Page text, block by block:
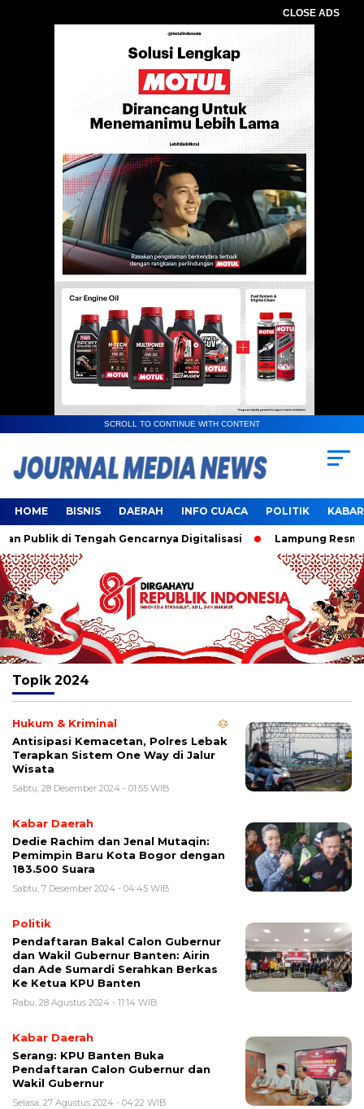
CLOSE ADS
SCROLL TO CONTINUE WITH CONTENT
HOME BISNIS DAERAH INFO CUACA POLITIK
di Tengah Gencarnya Digitalisasi Lampung Resmi
Topik 2024
Hukum & Kriminal
Antisipasi Kemacetan, Polres Lebak
Terapkan Sistem One Way di Jalur
Wisata
Sabtu, 28 Desember 2024 - 01:55 WIB
Kabar Daerah
Dedie Rachim dan Jenal Mutaqin:
Pemimpin Baru Kota Bogor dengan
183.500 Suara
Sabtu, 7 Desember 2024 - 04:45 WIB
Politik
Pendaftaran Bakal Calon Gubernur
dan Wakil Gubernur Banten: Airin
dan Ade Sumardi Serahkan Berkas
Ke Ketua KPU Banten
Rabu, 28 Agustus 2024 - 11:14 WIB
Kabar Daerah
Serang: KPU Banten Buka
Pendaftaran Calon Gubernur dan
Wakil Gubernur
Selasa, 27 Agustus 2024 - 04:22 WIB